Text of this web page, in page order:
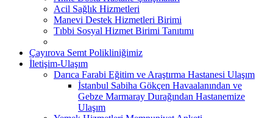
Acil Sağlık Hizmetleri
Manevi Destek Hizmetleri Birimi
Tıbbi Sosyal Hizmet Birimi Tanıtımı
Çayırova Semt Polikliniğimiz
İletişim-Ulaşım
Darıca Farabi Eğitim ve Araştırma Hastanesi Ulaşım
İstanbul Sabiha Gökçen Havaalanından ve
Gebze Marmaray Durağından Hastanemize
Ulaşım